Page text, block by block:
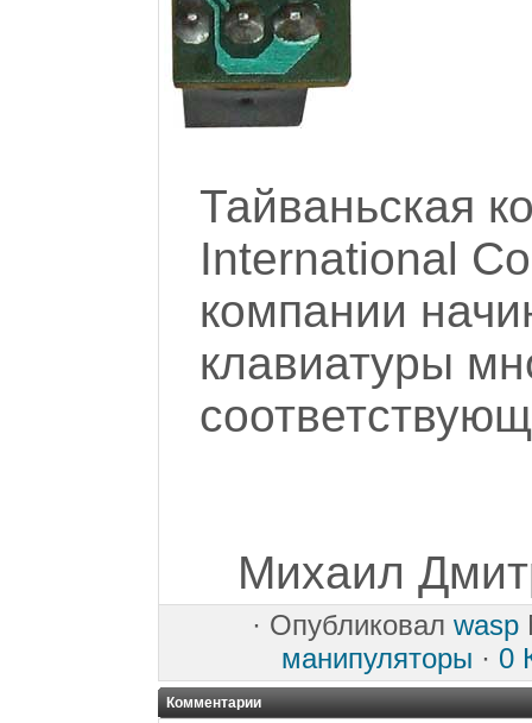
Тайваньская
International
компании
клавиатуры
Михаил
· Опубликовал wasp
манипуляторы · 0
Комментарии